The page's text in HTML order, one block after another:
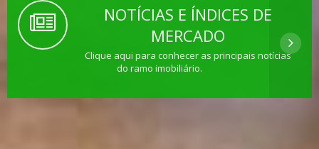
NOTÍCIAS E ÍNDICES DE
MERCADO
Clique aqui para conhecer as principais notícias
do ramo imobiliário.